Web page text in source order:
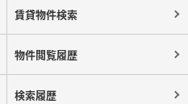
賃貸物件検索
物件閲覧履歴
検索履歴